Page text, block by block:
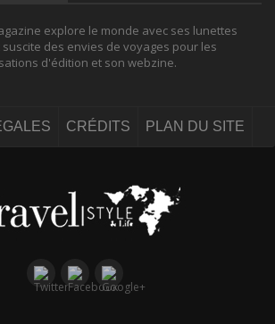
explore le monde avec ses lunettes
des envies de voyages pour les
d'édition et son webzine.
CRÉDITS PLAN DU SITE